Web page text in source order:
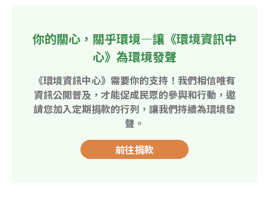
你的關心，關乎環境—讓《環境資訊中
心》為環境發聲
《環境資訊中心》需要你的支持！我們相信唯有
資訊公開普及，才能促成民眾的參與和行動，邀
請您加入定期捐款的行列，讓我們持續為環境發
聲。
前往捐款